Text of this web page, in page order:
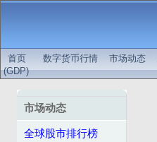
首页 数字货币行情 市场动态
(GDP)
市场动态
全球股市排行榜